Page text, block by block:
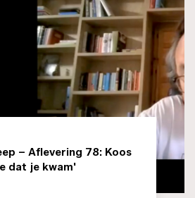
– Aflevering 78: Koos
dat je kwam'